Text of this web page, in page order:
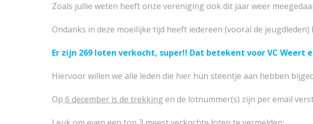
Zoals jullie weten heeft onze vereniging ook dit jaar weer
Ondanks in deze moeilijke tijd heeft iedereen (vooral de
Er zijn 269 loten verkocht, super!! Dat betekent voor VC Weert
Hiervoor willen we alle leden die hier hun steentje aan hebben
Op 6 december is de trekking en de lotnummer(s) zijn per email